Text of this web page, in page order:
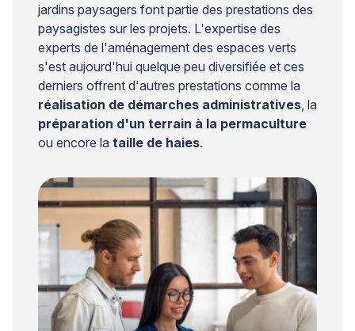
jardins paysagers font partie des prestations des
paysagistes sur les projets. L'expertise des
experts de l'aménagement des espaces verts
s'est aujourd'hui quelque peu diversifiée et ces
derniers offrent d'autres prestations comme la
réalisation de démarches administratives , la
préparation d'un terrain à la permaculture
ou encore la taille de haies.